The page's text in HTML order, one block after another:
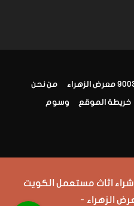
من نحن
خريطة الموقع وسوم
شراء اثاث مستعمل الكويت
-